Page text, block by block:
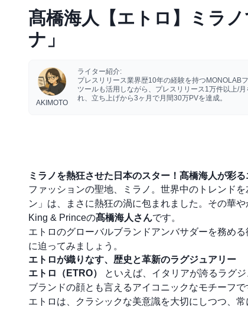
髙橋海人【エトロ】ミラ
ナ」
AKIMOTO
ライター紹介:
プレスリリース業界歴10年の経験を持つMONOLAB
ツールも活用しながら、プレスリリース1万件以上/
れ、立ち上げから3ヶ月で月間30万PVを達成。
ミラノを熱狂させた日本のスター！髙橋海人が彩
ファッションの聖地、ミラノ。世界中のトレンド
ン」は、まさに熱狂の渦に包まれました。その華
King & Princeの髙橋海人さんです。
エトロのグローバルブランドアンバサダーを務め
に迫ってみましょう。
エトロが織りなす、歴史と革新のラグジュアリー
エトロ（ETRO）
といえば、イタリアが誇るラグ
ブランドの顔とも言えるアイコニックなモチーフ
エトロは、クラシックな美意識を大切にしつつ、